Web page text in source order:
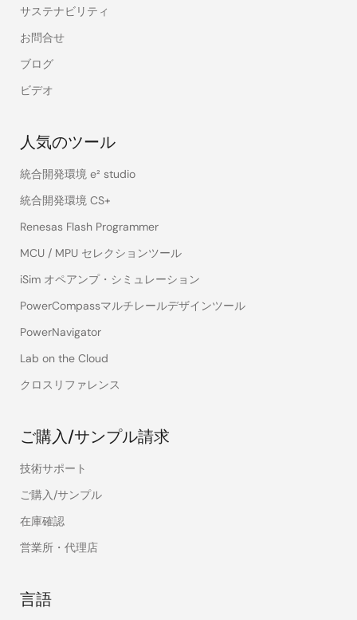
サステナビリティ
お問合せ
ブログ
ビデオ
人気のツール
統合開発環境 e² studio
統合開発環境 CS+
Renesas Flash Programmer
MCU / MPU セレクションツール
iSim オペアンプ・シミュレーション
PowerCompassマルチレールデザインツール
PowerNavigator
Lab on the Cloud
クロスリファレンス
ご購入/サンプル請求
技術サポート
ご購入/サンプル
在庫確認
営業所・代理店
言語